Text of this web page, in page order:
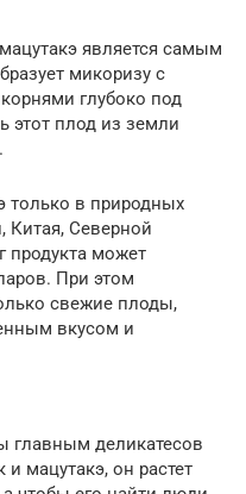
является самым
микоризу с
глубоко под
этот плод из земли
только в природных
Китая, Северной
продукта может
При этом
свежие плоды,
вкусом и
главным деликатесов
мацутакэ, он растет